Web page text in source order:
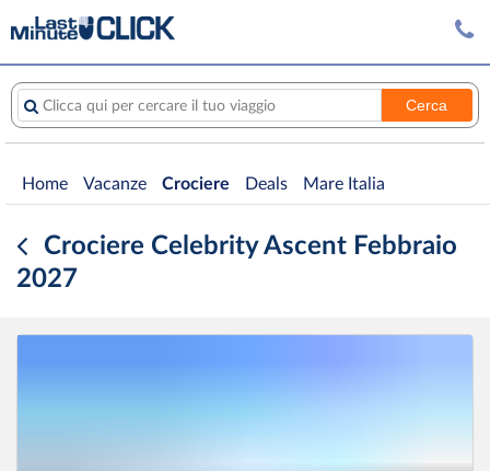
Clicca qui per cercare il tuo viaggio Cerca
Home Vacanze Crociere Deals Mare Italia
Crociere Celebrity Ascent Febbraio
2027